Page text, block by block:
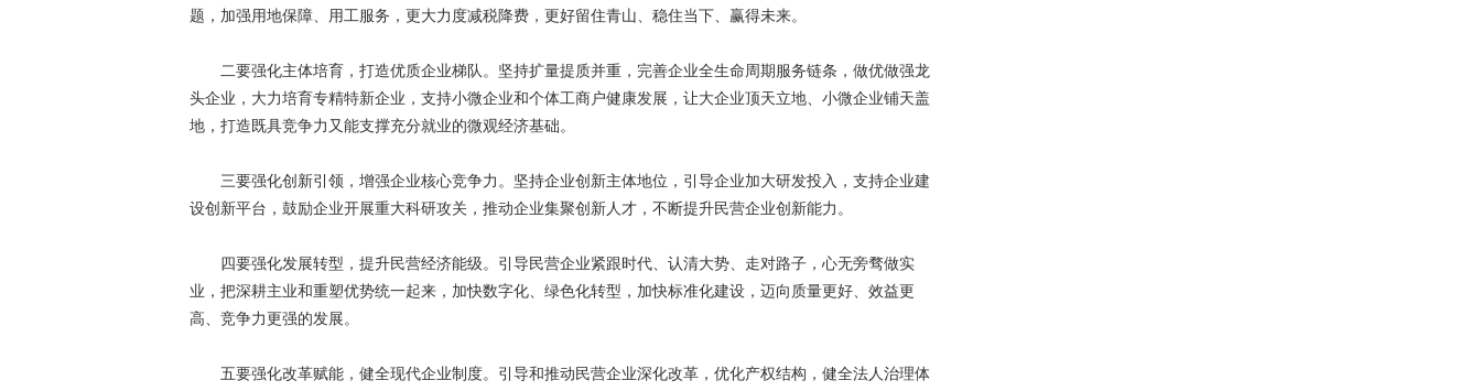
题，加强用地保障、用工服务，更大力度减税降费，更好留住青山、稳住当下、赢得未来。
二要强化主体培育，打造优质企业梯队。坚持扩量提质并重，完善企业全生命周期服务链条，做优做强龙
头企业，大力培育专精特新企业，支持小微企业和个体工商户健康发展，让大企业顶天立地、小微企业铺天盖
地，打造既具竞争力又能支撑充分就业的微观经济基础。
三要强化创新引领，增强企业核心竞争力。坚持企业创新主体地位，引导企业加大研发投入，支持企业建
设创新平台，鼓励企业开展重大科研攻关，推动企业集聚创新人才，不断提升民营企业创新能力。
四要强化发展转型，提升民营经济能级。引导民营企业紧跟时代、认清大势、走对路子，心无旁骛做实
业，把深耕主业和重塑优势统一起来，加快数字化、绿色化转型，加快标准化建设，迈向质量更好、效益更
高、竞争力更强的发展。
五要强化改革赋能，健全现代企业制度。引导和推动民营企业深化改革，优化产权结构，健全法人治理体